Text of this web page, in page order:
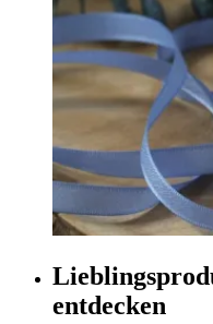
entdecken